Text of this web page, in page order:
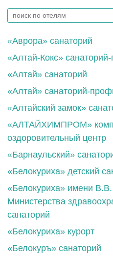
«Аврора» санаторий
«Алтай-Кокс»
«Алтай» санаторий
«Алтай» санаторий-
«Алтайский замок»
«АЛТАЙХИМПРОМ»
оздоровительный центр
«Барнаульский»
«Белокуриха» детский
«Белокуриха» имени
Министерства
санаторий
«Белокуриха» курорт
«Белокуръ» санаторий